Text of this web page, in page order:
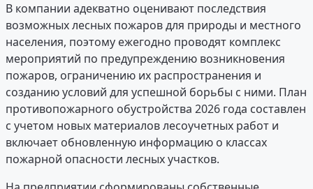
В компании адекватно оценивают последствия
возможных лесных пожаров для природы и местного
населения, поэтому ежегодно проводят комплекс
мероприятий по предупреждению возникновения
пожаров, ограничению их распространения и
созданию условий для успешной борьбы с ними. План
противопожарного обустройства 2026 года составлен
с учетом новых материалов лесоучетных работ и
включает обновленную информацию о классах
пожарной опасности лесных участков.